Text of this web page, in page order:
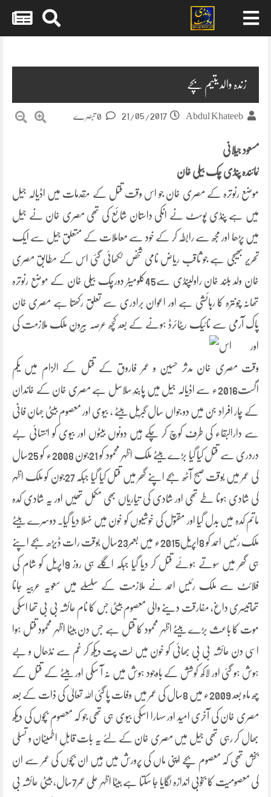
زندہ والد یتیم بچے
Abdul Khateeb
21/05/2017
مسعود جیلانی
نمائندہ پنڈی چک بیلی خان
موضع رنوترہ کے مصری خان جو اس وقت قتل کے مقدمات میں اڈیالہ جیل
میں ہے پنڈی پوسٹ نے انکی داستان شائع کی تھی مصری خان نے جیل
میں پڑھا اور مجھ سے رابطہ کر کے خود سے معاملات کے متعلق جیل سے ایک
تحریر بھیجی ہے جو ثاقب ریاض نامی شخص لکھائی گئی اس کے مطابق مصری
خان ولد بلند خان راولپنڈی سے45کلومیٹر دورچک بیلی خان کے موضع رنوترہ
تھانہ چونترہ کا رہائشی ہے اور اعوان برادری سے تعلق رکھتا ہے مصری خان
پاک آرمی سے نائیک ریٹائرڈ ہونے کے بعد کچھ عرصہ بیرونِ ملک ملازمت کی
اور اس
وقت مصری خان مدثر حسین و عمر فاروق کے قتل کے الزام میں یکم
اگست2016ء سے اڈیالہ جیل میں پابندِ سلاسل ہے مصری خان کے خاندان
کے چار افراد جن میں دو جواں سال گبریل بیٹے ، بیوی اور معصوم بیٹی جہانِ فانی
سے دارالبقاء کی طرف کوچ کر چکے ہیں دونوں بیٹوں اور بیوی کو انتہائی بے
دردری سے قتل کیا گیا بڑے بیٹے ملک اظہر محمود کو 21جون 2008ء کو 25سال
کی عمر میں بوقت صبح آٹھ بجے اپنے گھر میں قتل کیا گیا جبکہ 27جون کو ملک اظہر
کی شادی ہونا طے تھی اور شادی کی تیاریاں بھی مکمل تھیں اور یہ شادی کدہ
ماتم کدہ میں بدل گیا اور مقتول کی خوشیوں کو خون میں نہلا دیا گیا۔ دوسرے بیٹے
ملک رئیس احمد کو 8اپریل2015ء میں بعمر23سال بوقت رات ڈیڑھ بجے اپنے
ہی گھر میں سوتے ہوئے قتل کر دیا گیا جبکہ اگلے ہی روز 9اپریل کو شام کی
فلائٹ سے ملک رئیس احمد نے ملازمت کے سلسلے میں سعویہ عربیہ جانا
تھاتیسری داغ، مفارقت دینے والی معصوم بیٹی جس کا نام عائشہ بی بی تھا اسکی
موت کا باعث بڑے بیٹے اظہر محمود کا قتل ہے جس دن بیٹا اظہر محمود قتل ہوا
اسی دن عائشہ بی بی بھائی کو خون میں لت پت دیکھ کر غم سے نڈھال و بے
ہوش ہو گئی اور لاکھ کوشش کے باوجود ہوش میں نہ آ سکی اور بیٹے کے قتل کے
چھ ماہ بعد 2009ء میں 8سال کی عمر میں وفات پا گئی اللہ تعالیٰ کی ذات کے بعد
مصری خان کی آخری امید اور سہارا اسکی بیوی ہی تھی جو کہ معصوم بچوں کی دیکھ
بھال کر رہی تھی جیل میں مصری خان کے لئے یہ بات قابلِ اطمینان و تسلی
بخش تھی کہ معصوم بچے اپنی ماں کی پرورش میں ہیں ان بچوں کی عمر سے ان
کی معصومیت کا بخوبی اندازہ لگایا جا سکتا ہے بیٹا اظہر علی عمر7سال، بیٹی عائشہ بی